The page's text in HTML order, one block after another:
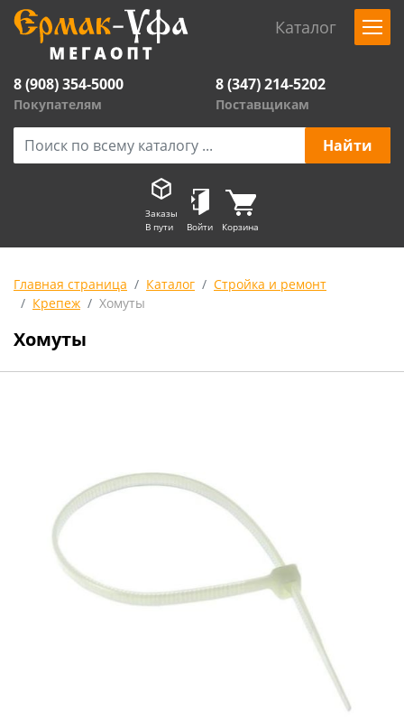
Каталог
8 (908) 354-5000
Покупателям
8 (347) 214-5202
Поставщикам
Заказы
В пути
Войти Корзина
Главная страница Каталог
Стройка и ремонт
Крепеж
Хомуты
Хомуты